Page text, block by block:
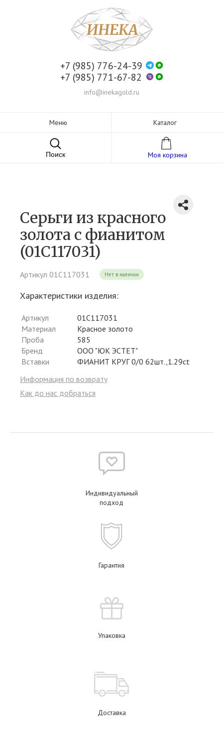
+7 (985) 776-24-39
+7 (985) 771-67-82
info@inekagold.ru
Меню Каталог
Поиск Моя корзина
Серьги из красного
золота c фианитом
(01С117031)
Артикул 01С117031 Нет в наличии
Характеристики изделия:
Артикул
01С117031
Материал
Красное золото
Проба
585
Бренд
ООО "ЮК ЭСТЕТ"
Вставки
ФИАНИТ КРУГ 0/0 62шт.,1.29ct
Информация по возврату
Как до нас добраться
Индивидуальный
подход
Гарантия
Упаковка
Доставка